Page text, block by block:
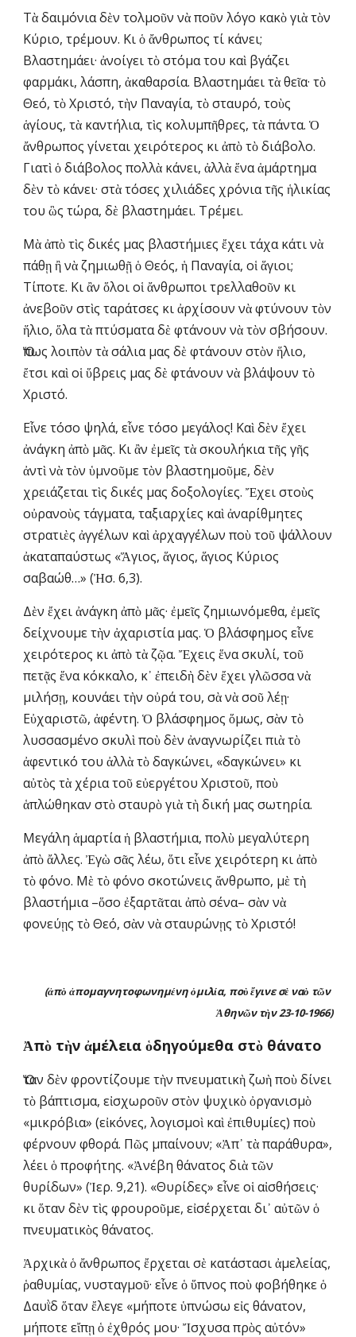
Τὰ δαιμόνια δὲν τολμοῦν νὰ ποῦν λόγο κακὸ γιὰ τὸν
Κύριο, τρέμουν. Κι ὁ ἄνθρωπος τί κάνει;
Βλαστημάει· ἀνοίγει τὸ στόμα του καὶ βγάζει
φαρμάκι, λάσπη, ἀκαθαρσία. Βλαστημάει τὰ θεῖα· τὸ
Θεό, τὸ Χριστό, τὴν Παναγία, τὸ σταυρό, τοὺς
ἁγίους, τὰ καντήλια, τὶς κολυμπῆθρες, τὰ πάντα. Ὁ
ἄνθρωπος γίνεται χειρότερος κι ἀπὸ τὸ διάβολο.
Γιατὶ ὁ διάβολος πολλὰ κάνει, ἀλλὰ ἕνα ἁμάρτημα
δὲν τὸ κάνει· στὰ τόσες χιλιάδες χρόνια τῆς ἡλικίας
του ὣς τώρα, δὲ βλαστημάει. Τρέμει.
Μὰ ἀπὸ τὶς δικές μας βλαστήμιες ἔχει τάχα κάτι νὰ
πάθῃ ἢ νὰ ζημιωθῇ ὁ Θεός, ἡ Παναγία, οἱ ἅγιοι;
Τίποτε. Κι ἂν ὅλοι οἱ ἄνθρωποι τρελλαθοῦν κι
ἀνεβοῦν στὶς ταράτσες κι ἀρχίσουν νὰ φτύνουν τὸν
ἥλιο, ὅλα τὰ πτύσματα δὲ φτάνουν νὰ τὸν σβήσουν.
Ὅπως λοιπὸν τὰ σάλια μας δὲ φτάνουν στὸν ἥλιο,
ἔτσι καὶ οἱ ὕβρεις μας δὲ φτάνουν νὰ βλάψουν τὸ
Χριστό.
Εἶνε τόσο ψηλά, εἶνε τόσο μεγάλος! Καὶ δὲν ἔχει
ἀνάγκη ἀπὸ μᾶς. Κι ἂν ἐμεῖς τὰ σκουλήκια τῆς γῆς
ἀντὶ νὰ τὸν ὑμνοῦμε τὸν βλαστημοῦμε, δὲν
χρειάζεται τὶς δικές μας δοξολογίες. Ἔχει στοὺς
οὐρανοὺς τάγματα, ταξιαρχίες καὶ ἀναρίθμητες
στρατιὲς ἀγγέλων καὶ ἀρχαγγέλων ποὺ τοῦ ψάλλουν
ἀκαταπαύστως «Ἅγιος, ἅγιος, ἅγιος Κύριος
σαβαώθ…» (Ἠσ. 6,3).
Δὲν ἔχει ἀνάγκη ἀπὸ μᾶς· ἐμεῖς ζημιωνόμεθα, ἐμεῖς
δείχνουμε τὴν ἀχαριστία μας. Ὁ βλάσφημος εἶνε
χειρότερος κι ἀπὸ τὰ ζῷα. Ἔχεις ἕνα σκυλί, τοῦ
πετᾷς ἕνα κόκκαλο, κ᾽ ἐπειδὴ δὲν ἔχει γλῶσσα νὰ
μιλήσῃ, κουνάει τὴν οὐρά του, σὰ νὰ σοῦ λέῃ·
Εὐχαριστῶ, ἀφέντη. Ὁ βλάσφημος ὅμως, σὰν τὸ
λυσσασμένο σκυλὶ ποὺ δὲν ἀναγνωρίζει πιὰ τὸ
ἀφεντικό του ἀλλὰ τὸ δαγκώνει, «δαγκώνει» κι
αὐτὸς τὰ χέρια τοῦ εὐεργέτου Χριστοῦ, ποὺ
ἁπλώθηκαν στὸ σταυρὸ γιὰ τὴ δική μας σωτηρία.
Μεγάλη ἁμαρτία ἡ βλαστήμια, πολὺ μεγαλύτερη
ἀπὸ ἄλλες. Ἐγὼ σᾶς λέω, ὅτι εἶνε χειρότερη κι ἀπὸ
τὸ φόνο. Μὲ τὸ φόνο σκοτώνεις ἄνθρωπο, μὲ τὴ
βλαστήμια –ὅσο ἐξαρτᾶται ἀπὸ σένα– σὰν νὰ
φονεύῃς τὸ Θεό, σὰν νὰ σταυρώνῃς τὸ Χριστό!
(ἀπὸ ἀπομαγνητοφωνημένη ὁμιλία, ποὺ ἔγινε σὲ ναὸ τῶν
Ἀθηνῶν τὴν 23-10-1966)
Ἀπὸ τὴν ἀμέλεια ὁδηγούμεθα στὸ θάνατο
Ὅταν δὲν φροντίζουμε τὴν πνευματικὴ ζωὴ ποὺ δίνει
τὸ βάπτισμα, εἰσχωροῦν στὸν ψυχικὸ ὀργανισμὸ
«μικρόβια» (εἰκόνες, λογισμοὶ καὶ ἐπιθυμίες) ποὺ
φέρνουν φθορά. Πῶς μπαίνουν; «Ἀπ᾽ τὰ παράθυρα»,
λέει ὁ προφήτης. «Ἀνέβη θάνατος διὰ τῶν
θυρίδων» (Ἰερ. 9,21). «Θυρίδες» εἶνε οἱ αἰσθήσεις·
κι ὅταν δὲν τὶς φρουροῦμε, εἰσέρχεται δι᾿ αὐτῶν ὁ
πνευματικὸς θάνατος.
Ἀρχικὰ ὁ ἄνθρωπος ἔρχεται σὲ κατάστασι ἀμελείας,
ῥαθυμίας, νυσταγμοῦ· εἶνε ὁ ὕπνος ποὺ φοβήθηκε ὁ
Δαυῒδ ὅταν ἔλεγε «μήποτε ὑπνώσω εἰς θάνατον,
μήποτε εἴπῃ ὁ ἐχθρός μου· Ἴσχυσα πρὸς αὐτόν»